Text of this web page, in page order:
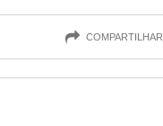
COMPARTILHAR